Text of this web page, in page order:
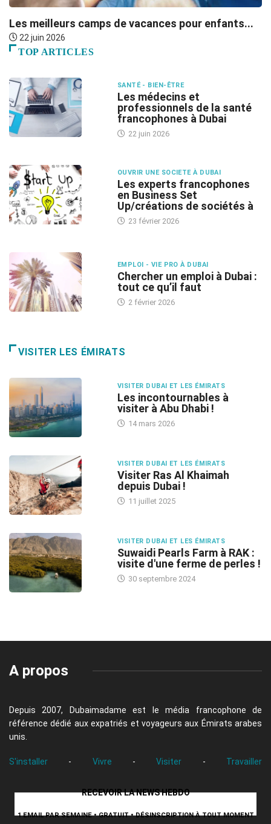
Les meilleurs camps de vacances pour enfants...
22 juin 2026
TOP ARTICLES
SANTÉ - BIEN-ÊTRE
Les médecins et
professionnels de la santé
francophones à Dubai
22 juin 2026
OUVRIR UNE SOCIETE À DUBAI
Les experts francophones
en Business Set
Up/créations de sociétés à
23 février 2026
EMPLOI - VIE PRO À DUBAI
Chercher un emploi à Dubai :
tout ce qu’il faut
2 février 2026
VISITER LES ÉMIRATS
VISITER DUBAI ET LES ÉMIRATS
Les incontournables à
visiter à Abu Dhabi !
14 mars 2026
VISITER DUBAI ET LES ÉMIRATS
Visiter Ras Al Khaimah
depuis Dubai !
11 juillet 2025
VISITER DUBAI ET LES ÉMIRATS
Suwaidi Pearls Farm à RAK :
visite d'une ferme de perles !
30 septembre 2024
A propos
Depuis 2007, Dubaimadame est le média francophone de
référence dédié aux expatriés et voyageurs aux Émirats arabes
unis.
S'installer - Vivre - Visiter - Travailler
RECEVOIR LA NEWS HEBDO
1 EMAIL PAR SEMAINE • GRATUIT • DÉSINSCRIPTION À TOUT MOMENT